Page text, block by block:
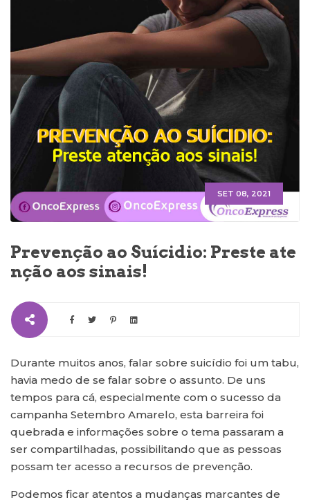
SET 08, 2021
Prevenção ao Suícidio: Preste ate
nção aos sinais!
Durante muitos anos, falar sobre suicídio foi um tabu,
havia medo de se falar sobre o assunto. De uns
tempos para cá, especialmente com o sucesso da
campanha Setembro Amarelo, esta barreira foi
quebrada e informações sobre o tema passaram a
ser compartilhadas, possibilitando que as pessoas
possam ter acesso a recursos de prevenção.
Podemos ficar atentos a mudanças marcantes de